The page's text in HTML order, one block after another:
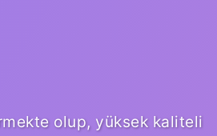
olup, yüksek kaliteli